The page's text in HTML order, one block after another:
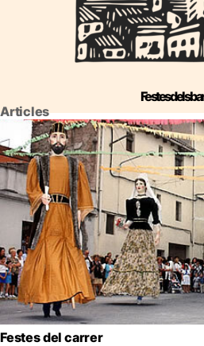
Festes dels
Articles
Festes del carrer